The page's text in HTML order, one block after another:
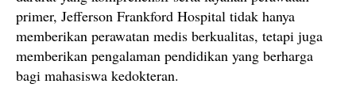
primer, Jefferson Frankford Hospital tidak hanya
memberikan perawatan medis berkualitas, tetapi juga
memberikan pengalaman pendidikan yang berharga
bagi mahasiswa kedokteran.